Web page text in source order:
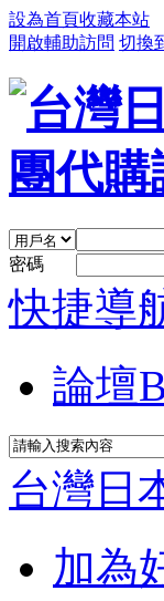
設為首頁收藏本站
開啟輔助訪問 切換
密碼
快捷導
論壇
台灣日
加為